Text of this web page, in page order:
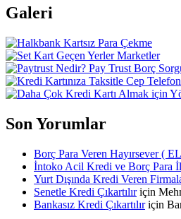
Galeri
Son Yorumlar
Borç Para Veren Hayırsever (
İntoko Acil Kredi ve Borç Para
Yurt Dışında Kredi Veren
Senetle Kredi Çıkartılıriçin
Bankasız Kredi Çıkartılıriçin